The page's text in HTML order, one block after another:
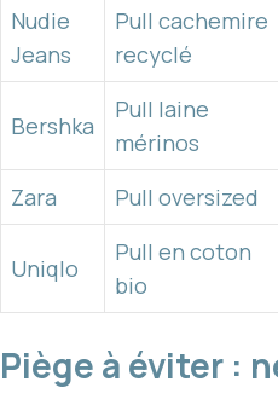
Nudie
Jeans
Pull cachemire
recyclé
Bershka
Pull laine
mérinos
Zara Pull oversized
Uniqlo
Pull en coton
bio
Piège à éviter :